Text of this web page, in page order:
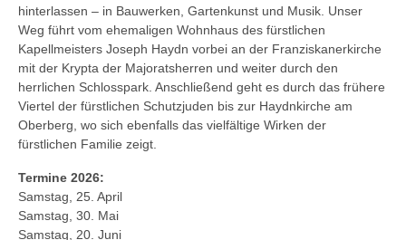
hinterlassen – in Bauwerken, Gartenkunst und Musik. Unser
Weg führt vom ehemaligen Wohnhaus des fürstlichen
Kapellmeisters Joseph Haydn vorbei an der Franziskanerkirche
mit der Krypta der Majoratsherren und weiter durch den
herrlichen Schlosspark. Anschließend geht es durch das frühere
Viertel der fürstlichen Schutzjuden bis zur Haydnkirche am
Oberberg, wo sich ebenfalls das vielfältige Wirken der
fürstlichen Familie zeigt.
Termine 2026:
Samstag, 25. April
Samstag, 30. Mai
Samstag, 20. Juni